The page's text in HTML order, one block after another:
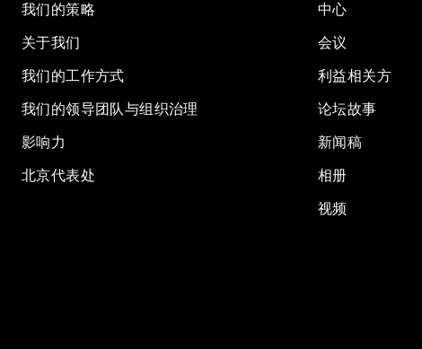
我们的策略
关于我们
我们的工作方式
我们的领导团队与组织治理
影响力
北京代表处
中心
会议
利益相关方
论坛故事
新闻稿
相册
视频